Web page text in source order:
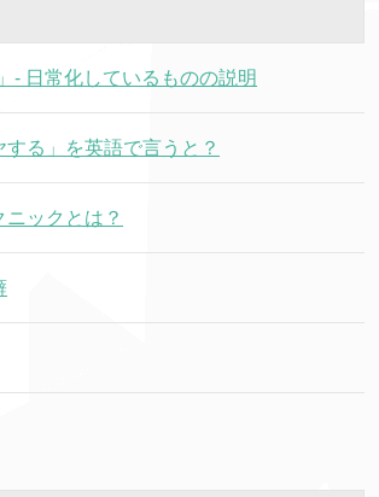
- 日常化しているものの説明
する」を英語で言うと？
ックとは？